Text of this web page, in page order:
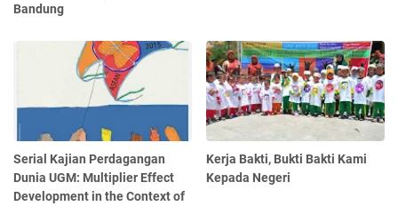
Bandung
Serial Kajian Perdagangan
Dunia UGM: Multiplier Effect
Development in the Context of
Kerja Bakti, Bukti Bakti Kami
Kepada Negeri